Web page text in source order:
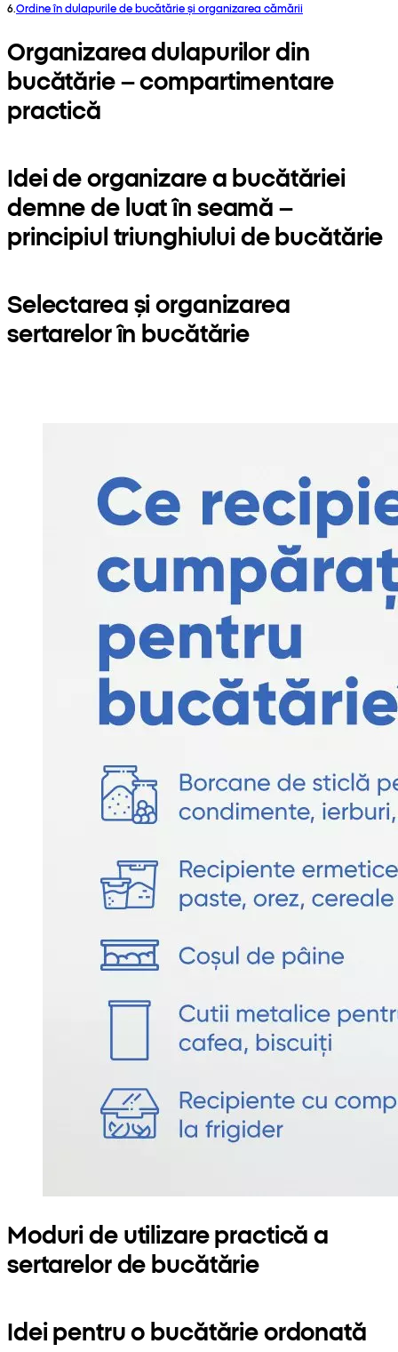
6.Ordine în dulapurile de bucătărie și organizarea cămării
Organizarea dulapurilor din
bucătărie – compartimentare
practică
Idei de organizare a bucătăriei
demne de luat în seamă –
principiul triunghiului de bucătărie
Selectarea și organizarea
sertarelor în bucătărie
Moduri de utilizare practică a
sertarelor de bucătărie
Idei pentru o bucătărie ordonată